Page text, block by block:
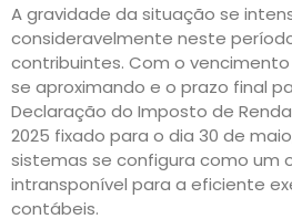
A gravidade da situação se
consideravelmente neste
contribuintes. Com o
se aproximando e o prazo final
Declaração do Imposto de Renda
2025 fixado para o dia 30 de
sistemas se configura como um
intransponível para a eficiente
contábeis.